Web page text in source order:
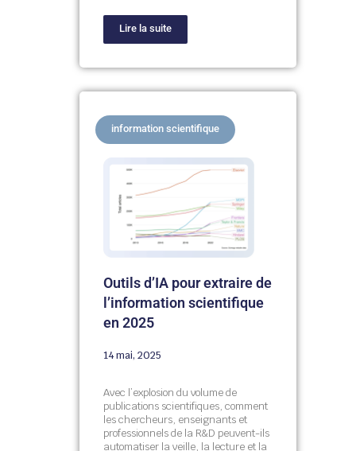
Lire la suite
information scientifique
Outils d’IA pour extraire de
l’information scientifique
en 2025
14 mai, 2025
Avec l’explosion du volumede
publications scientifiques, comment
leschercheurs, enseignants et
professionnelsde la R&D peuvent-ils
automatiser laveille, la lecture et la